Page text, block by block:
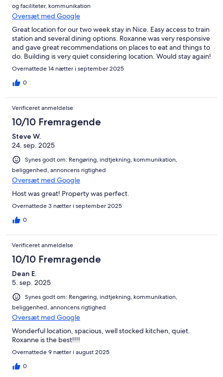
og faciliteter, kommunikation
Oversæt med Google
Great location for our two week stay in Nice. Easy access to train
station and several dining options. Roxanne was very responsive
and gave great recommendations on places to eat and things to
do. Building is very quiet considering location. Would stay again!
Overnattede 14 nætter i september 2025
0
Verificeret anmeldelse
10/10 Fremragende
Steve W.
24. sep. 2025
Synes godt om: Rengøring, indtjekning, kommunikation,
beliggenhed, annoncens rigtighed
Oversæt med Google
Host was great! Property was perfect.
Overnattede 3 nætter i september 2025
0
Verificeret anmeldelse
10/10 Fremragende
Dean E.
5. sep. 2025
Synes godt om: Rengøring, indtjekning, kommunikation,
beliggenhed, annoncens rigtighed
Oversæt med Google
Wonderful location, spacious, well stocked kitchen, quiet.
Roxanne is the best!!!!
Overnattede 9 nætter i august 2025
0